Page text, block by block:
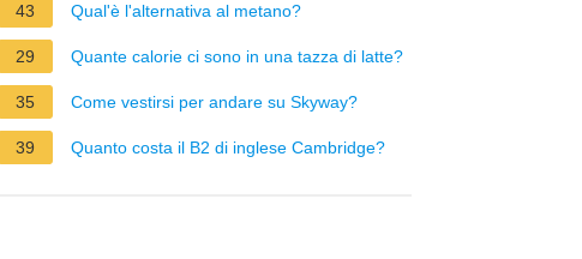
43 Qual'è l'alternativa al metano?
29 Quante calorie ci sono in una tazza di latte?
35 Come vestirsi per andare su Skyway?
39 Quanto costa il B2 di inglese Cambridge?